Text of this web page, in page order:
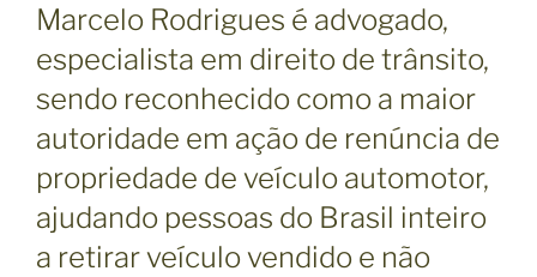
Marcelo Rodrigues é advogado,
especialista em direito de trânsito,
sendo reconhecido como a maior
autoridade em ação de renúncia de
propriedade de veículo automotor,
ajudando pessoas do Brasil inteiro
a retirar veículo vendido e não